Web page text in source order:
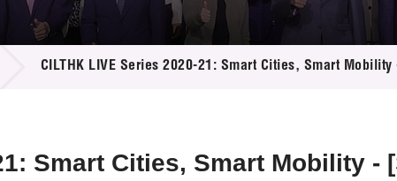
告
發項目計劃書
料庫
心
物
CILTHK LIVE Series 2020-21: Smart Cities, Smart Mobility
Smart Cities, Smart Mobility -